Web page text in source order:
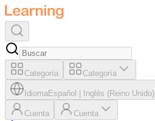
Categoría Categoría
IdiomaEspañol Inglés (Reino Unido)
Cuenta Cuenta